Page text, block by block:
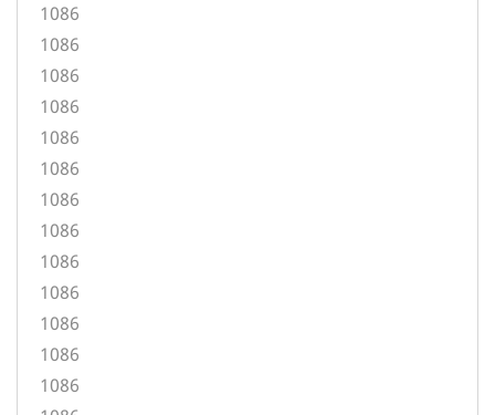
1086
1086
1086
1086
1086
1086
1086
1086
1086
1086
1086
1086
1086